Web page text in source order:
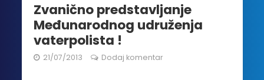
Zvanično predstavljanje
Međunarodnog udruženja
vaterpolista !
21/07/2013 Dodaj komentar